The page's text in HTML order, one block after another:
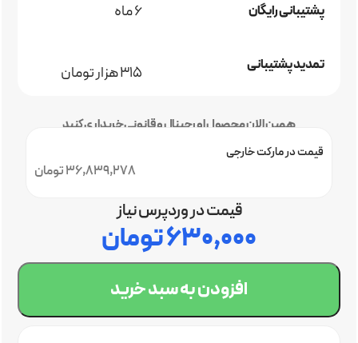
پشتیبانی رایگان 6 ماه
تمدید پشتیبانی 315 هزار تومان
همین الان محصول اورجینال و قانونی خریداری کنید
36,839,278 تومان
قیمت در مارکت خارجی
قیمت در وردپرس نیاز
۶۳۰,۰۰۰تومان
افزودن به سبد خرید